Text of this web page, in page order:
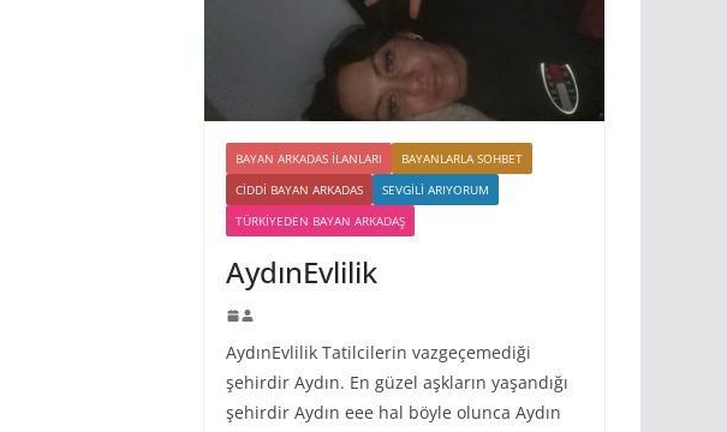
BAYAN ARKADAS ILANLARI
BAYANLARLA SOHBET
CIDDI BAYAN ARKADAS
SEVGILI ARIYORUM
TÜRKIYEDEN BAYAN ARKADAŞ
AydınEvlilik
AydınEvlilik Tatilcilerin vazgeçemediği
şehirdir Aydın. En güzel aşkların yaşandığı
şehirdir Aydın eee hal böyle olunca Aydın